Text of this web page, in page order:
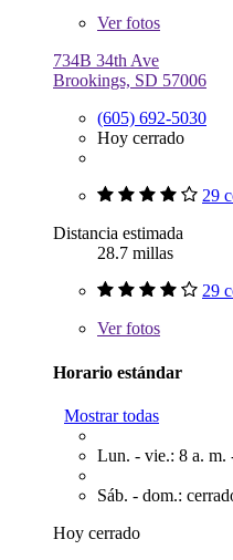
Verfotos
734B 34th Ave
Brookings, SD 57006
(605) 692-5030
Hoy cerrado
29
Distancia estimada
28.7 millas
29
Verfotos
Horario estándar
Mostrar todas
Lun. - vie.: 8 a. m.
Sáb. - dom.:
Hoy cerrado